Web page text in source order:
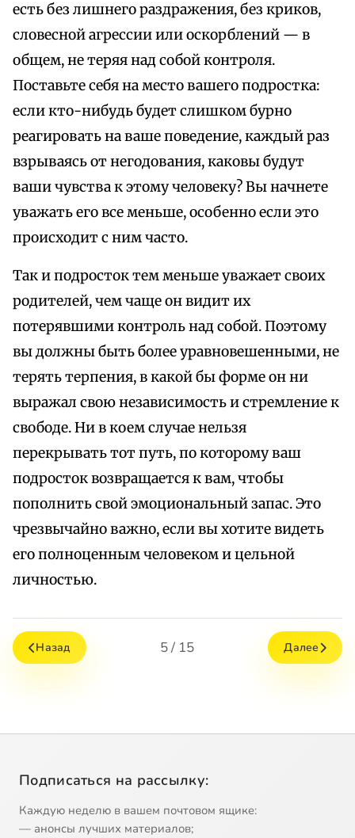
есть без лишнего раздражения, без криков,
словесной агрессии или оскорблений — в
общем, не теряя над собой контроля.
Поставьте себя на место вашего подростка:
если кто-нибудь будет слишком бурно
реагировать на ваше поведение, каждый раз
взрываясь от негодования, каковы будут
ваши чувства к этому человеку? Вы начнете
уважать его все меньше, особенно если это
происходит с ним часто.
Так и подросток тем меньше уважает своих
родителей, чем чаще он видит их
потерявшими контроль над собой. Поэтому
вы должны быть более уравновешенными, не
терять терпения, в какой бы форме он ни
выражал свою независимость и стремление к
свободе. Ни в коем случае нельзя
перекрывать тот путь, по которому ваш
подросток возвращается к вам, чтобы
пополнить свой эмоциональный запас. Это
чрезвычайно важно, если вы хотите видеть
его полноценным человеком и цельной
личностью.
Назад 5 / 15 Далее
Подписаться на рассылку:
Каждую неделю в вашем почтовом ящике:
— анонсы лучших материалов;